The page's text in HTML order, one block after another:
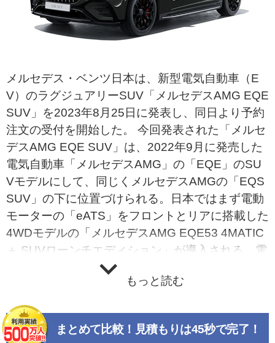
メルセデス・ベンツ日本は、新型電気自動車（E
V）のラグジュアリーSUV「メルセデスAMG EQE
SUV」を2023年8月25日に発表し、同日より予約
注文の受付を開始した。 今回発表された「メルセ
デスAMG EQE SUV」は、2022年9月に発売した
電気自動車「メルセデスAMG」の「EQE」のSU
Vモデルにして、同じくメルセデスAMGの「EQS
SUV」の下に位置づけられる。日本ではまず電動
モーターの「eATS」をフロントとリアに搭載した
4WDモデルの「メルセデスAMG EQE53 4MATIC
＋ SUVローンチエディション」が導入される。電
気モーターには永久磁石同期モーター（PSM）を
採用。なお、現在は国土交通省の型式認証申請中
デザインは、最新のメルセデスのデザイン思想
「Sensual Purity（官能的純粋）」に基づいて、
もっと読む
まとめて比較！見積もりは45秒で完了！